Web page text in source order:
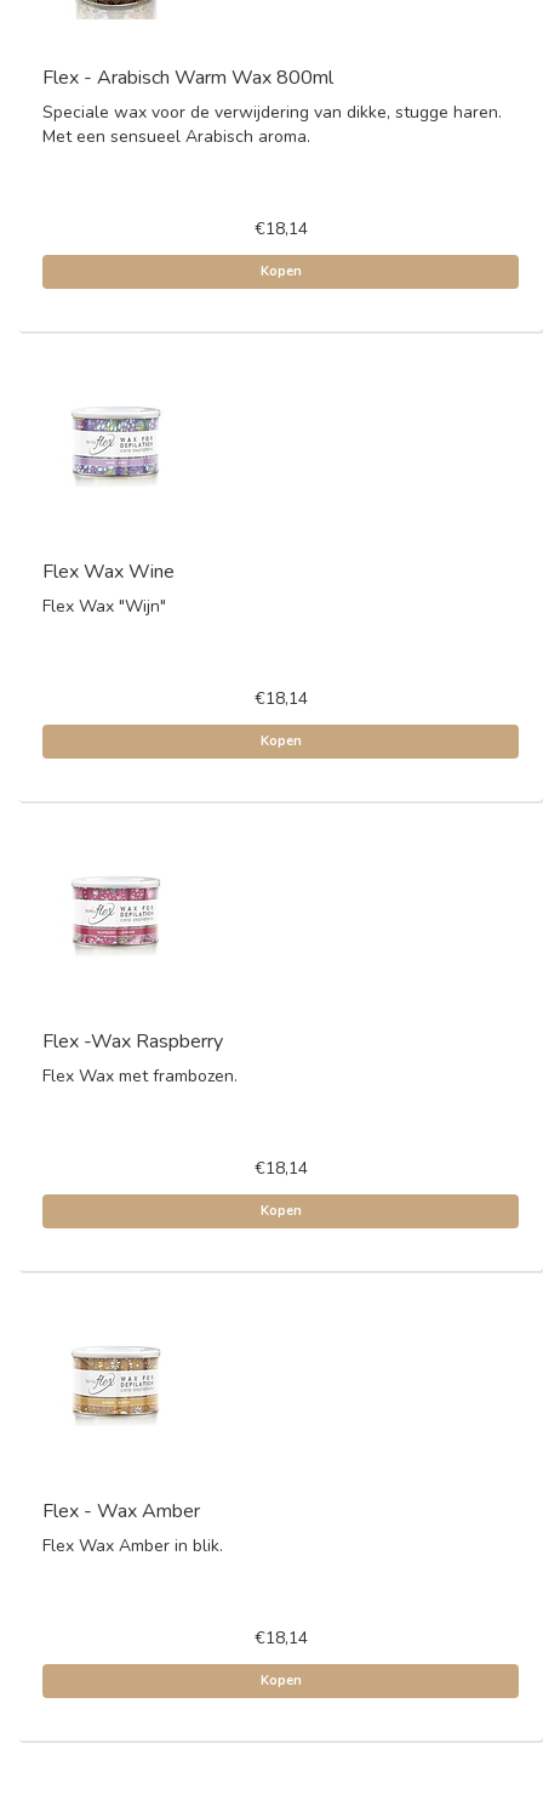
Flex - Arabisch Warm Wax 800ml
Speciale wax voor de verwijdering van dikke, stugge haren.
Met een sensueel Arabisch aroma.
€18,14
Kopen
Flex Wax Wine
Flex Wax "Wijn"
€18,14
Kopen
Flex -Wax Raspberry
Flex Wax met frambozen.
€18,14
Kopen
Flex - Wax Amber
Flex Wax Amber in blik.
€18,14
Kopen